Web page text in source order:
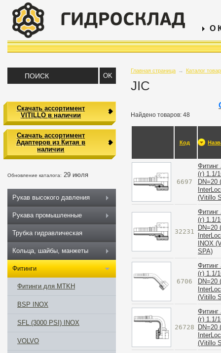
О
Главная страница → Каталог
JIC
Найдено товаров: 48
Код
6697
Фитинг
(г) 1.1/
DN=20
(Vitillo
32231
Фитинг
(г) 1.1/
DN=20
INOX
SPA)
6706
Фитинг
(г) 1.1/
DN=20
(Vitillo
26728
Фитинг
(г) 1.1/
DN=20
(Vitillo
Скачать ассортимент
VITILLO в наличии
Скачать ассортимент
Адаптеров из Китая в
наличии
Обновление каталога: 29 июля
Рукав высокого давления
Рукава промышленные
Трубка гидравлическая
Кольца, шайбы, манжеты
Фитинги
Фитинги для MTKH
BSP INOX
SFL (3000 PSI) INOX
VOLVO